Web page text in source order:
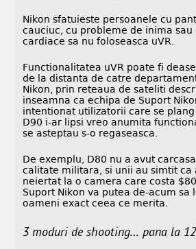
Nikon sfatuieste persoanele cu
cauciuc, cu probleme de inima
cardiace sa nu foloseasca uVR.
Functionalitatea uVR poate fi
de la distanta de catre
Nikon, prin reteaua de sateliti
inseamna ca echipa de Suport
intentionat utilizatorii care se
D90 i-ar lipsi vreo anumita
se asteptau s-o regaseasca.
De exemplu, D80 nu a avut
calitate militara, si unii au simtit ca
neiertat la o camera care costa
Suport Nikon va putea de-acum sa
oameni exact ceea ce merita.
3 moduri de shooting… pana la